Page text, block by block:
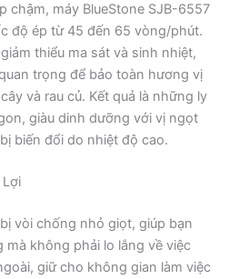
chậm, máy BlueStone SJB-6557
độ ép từ 45 đến 65 vòng/phút.
thiểu ma sát và sinh nhiệt,
trọng để bảo toàn hương vị
và rau củ. Kết quả là những ly
giàu dinh dưỡng với vị ngọt
biến đổi do nhiệt độ cao.
vòi chống nhỏ giọt, giúp bạn
mà không phải lo lắng về việc
giữ cho không gian làm việc